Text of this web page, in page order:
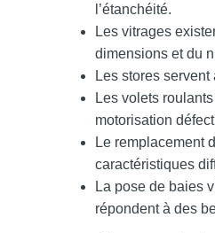
l’étanchéité.
Les vitrages
dimensions et du
Les stores
Les volets
motorisation
Le remplacement
caractéristiques
La pose de baies
répondent à des